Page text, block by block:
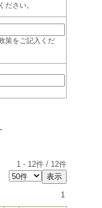
さい。
策をご記入くだ
1 - 12件 / 12件
1